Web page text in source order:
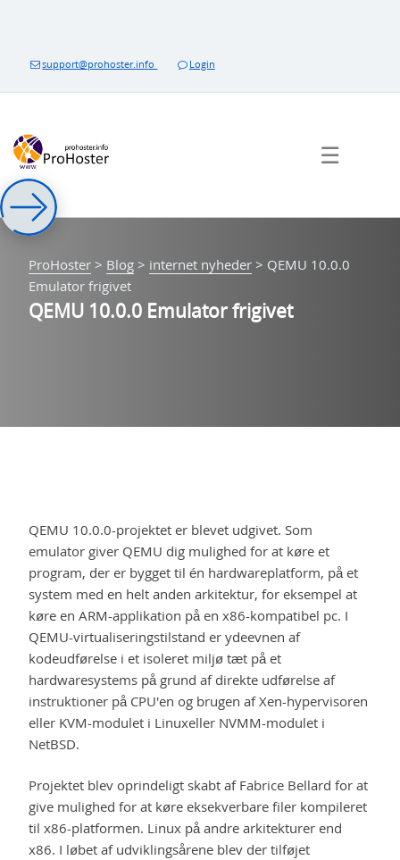
support@prohoster.info Login
☰
ProHoster > Blog > internet nyheder > QEMU 10.0.0
Emulator frigivet
QEMU 10.0.0 Emulator frigivet
QEMU 10.0.0-projektet er blevet udgivet. Som
emulator giver QEMU dig mulighed for at køre et
program, der er bygget til én hardwareplatform, på et
system med en helt anden arkitektur, for eksempel at
køre en ARM-applikation på en x86-kompatibel pc. I
QEMU-virtualiseringstilstand er ydeevnen af ​​
kodeudførelse i et isoleret miljø tæt på et
hardwaresystems på grund af direkte udførelse af
instruktioner på CPU'en og brugen af ​​Xen-hypervisoren
eller KVM-modulet i Linuxeller NVMM-modulet i
NetBSD.
Projektet blev oprindeligt skabt af Fabrice Bellard for at
give mulighed for at køre eksekverbare filer kompileret
til x86-platformen. Linux på andre arkitekturer end
x86. I løbet af udviklingsårene blev der tilføjet